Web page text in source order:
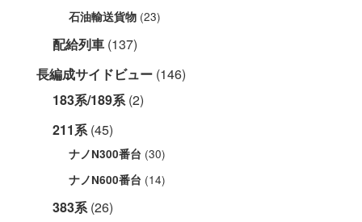
石油輸送貨物 (23)
配給列車 (137)
長編成サイドビュー (146)
183系/189系(2)
211系(45)
ナノN300番台 (30)
ナノN600番台 (14)
383系(26)